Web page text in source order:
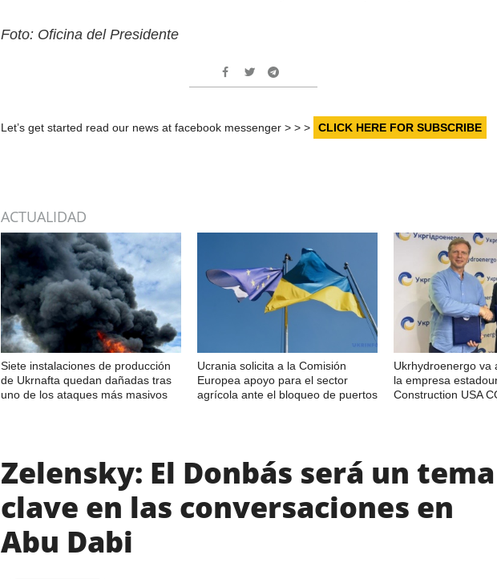
Foto: Oficina del Presidente
Let’s get started read our news at facebook messenger > > > CLICK HERE FOR SUBSCRIBE
ACTUALIDAD
Siete instalaciones de producción
de Ukrnafta quedan dañadas tras
uno de los ataques más masivos
Ucrania solicita a la Comisión
Europea apoyo para el sector
agrícola ante el bloqueo de puertos
Ukrhydroenergo va
la empresa
Construction USA
Zelensky: El Donbás será un tema
clave en las conversaciones en
Abu Dabi